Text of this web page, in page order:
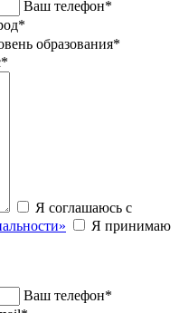
Ваш телефон*
*
образования*
*
Я соглашаюсь с
Я принимаю
Ваш телефон*